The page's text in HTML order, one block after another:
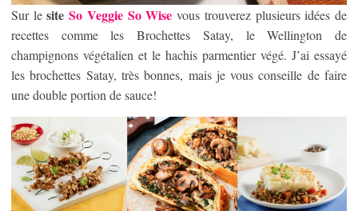
Sur lesiteSo Veggie So Wise vous trouverez plusieurs idées de
recettes comme les Brochettes Satay, le Wellington de
champignons végétalien et le hachis parmentier végé. J’ai essayé
les brochettes Satay, très bonnes, mais je vous conseille de faire
une double portion de sauce!